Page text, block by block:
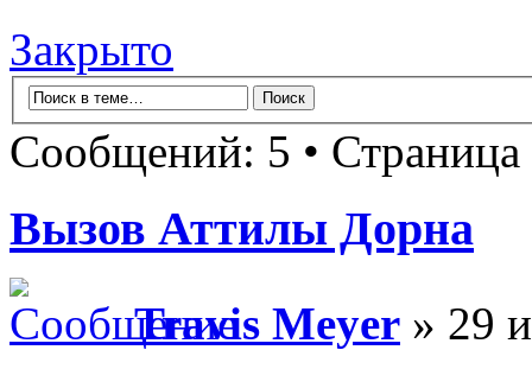
Закрыто
Сообщений: 5 • Страница
Вызов Аттилы Дорна
Travis Meyer » 29